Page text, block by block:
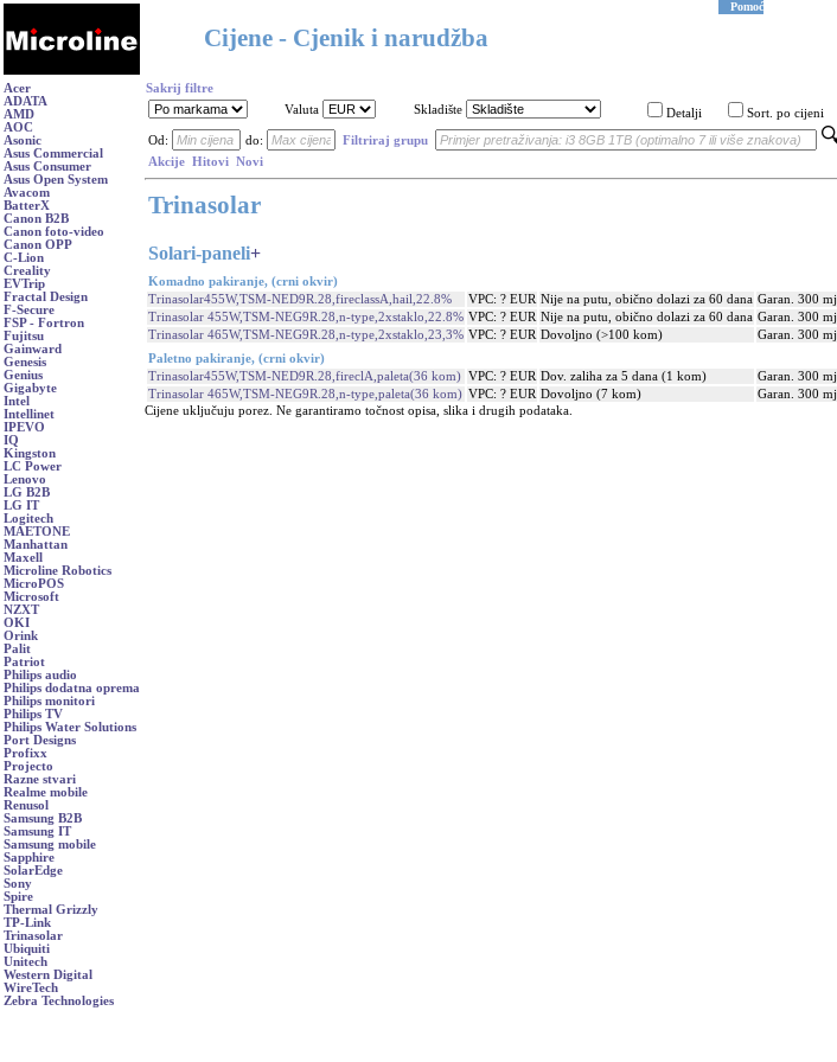
Cijene - Cjenik i narudžba
Pomoć
Acer
ADATA
AMD
AOC
Asonic
Asus Commercial
Asus Consumer
Asus Open System
Avacom
BatterX
Canon B2B
Canon foto-video
Canon OPP
C-Lion
Creality
EVTrip
Fractal Design
F-Secure
FSP - Fortron
Fujitsu
Gainward
Genesis
Genius
Gigabyte
Intel
Intellinet
IPEVO
IQ
Kingston
LC Power
Lenovo
LG B2B
LG IT
Logitech
MAETONE
Manhattan
Maxell
Microline Robotics
MicroPOS
Microsoft
NZXT
OKI
Orink
Palit
Patriot
Philips audio
Philips dodatna oprema
Philips monitori
Philips TV
Philips Water Solutions
Port Designs
Profixx
Projecto
Razne stvari
Realme mobile
Renusol
Samsung B2B
Samsung IT
Samsung mobile
Sapphire
SolarEdge
Sony
Spire
Thermal Grizzly
TP-Link
Trinasolar
Ubiquiti
Unitech
Western Digital
WireTech
Zebra Technologies
Sakrij filtre
Valuta
Skladište Detalji Sort. po cijeni
Od: do:
Filtriraj grupu
Akcije Hitovi Novi
Trinasolar
Solari-paneli+
Komadno pakiranje, (crni okvir)
Trinasolar455W,TSM-NED9R.28,fireclassA,hail,22.8%
VPC: ? EUR Nije na putu, obično dolazi za 60 dana Garan. 300 mj.
Trinasolar 455W,TSM-NEG9R.28,n-type,2xstaklo,22.8% VPC: ? EUR Nije na putu, obično dolazi za 60 dana Garan. 300 mj.
Trinasolar 465W,TSM-NEG9R.28,n-type,2xstaklo,23,3% VPC: ? EUR Dovoljno (>100 kom) Garan. 300 mj.
Paletno pakiranje, (crni okvir)
Trinasolar455W,TSM-NED9R.28,fireclA,paleta(36 kom) VPC: ? EUR Dov. zaliha za 5 dana (1 kom) Garan. 300 mj.
Trinasolar 465W,TSM-NEG9R.28,n-type,paleta(36 kom) VPC: ? EUR Dovoljno (7 kom) Garan. 300 mj.
Cijene uključuju porez. Ne garantiramo točnost opisa, slika i drugih podataka.